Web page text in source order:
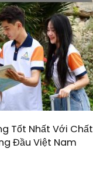
Tốt Nhất Với Chất
Đầu Việt Nam